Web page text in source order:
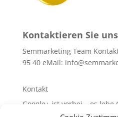
Kontaktieren Sie
Semmarketing Team
95 40 eMail:
Kontakt
Google+ ist vorbei – es lebe